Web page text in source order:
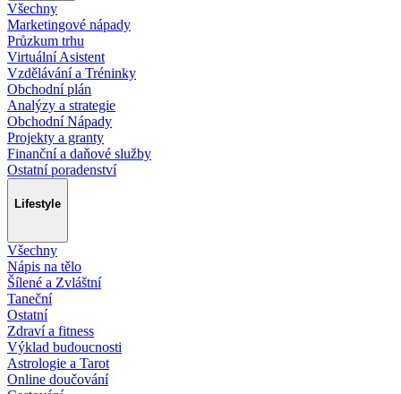
Všechny
Marketingové nápady
Průzkum trhu
Virtuální Asistent
Vzdělávání a Tréninky
Obchodní plán
Analýzy a strategie
Obchodní Nápady
Projekty a granty
Finanční a daňové služby
Ostatní poradenství
Lifestyle
Všechny
Nápis na tělo
Šílené a Zvláštní
Taneční
Ostatní
Zdraví a fitness
Výklad budoucnosti
Astrologie a Tarot
Online doučování